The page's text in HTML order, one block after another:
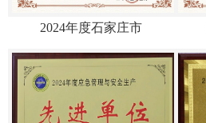
2024年度石家庄市